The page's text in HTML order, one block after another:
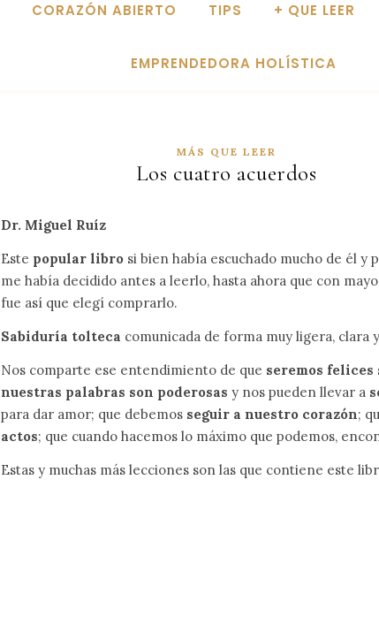
CORAZÓN ABIERTO TIPS + QUE LEER
EMPRENDEDORA HOLÍSTICA
MÁS QUE LEER
Los cuatro acuerdos
Dr. Miguel Ruíz
Este popular libro si bien había escuchado mucho de él
me había decidido antes a leerlo, hasta ahora que con
fue así que elegí comprarlo.
Sabiduría tolteca comunicada de forma muy ligera, clara
Nos comparte ese entendimiento de que seremos
nuestras palabras son poderosas y nos pueden llevar a
para dar amor; que debemos seguir a nuestro corazón;
actos; que cuando hacemos lo máximo que podemos,
Estas y muchas más lecciones son las que contiene este